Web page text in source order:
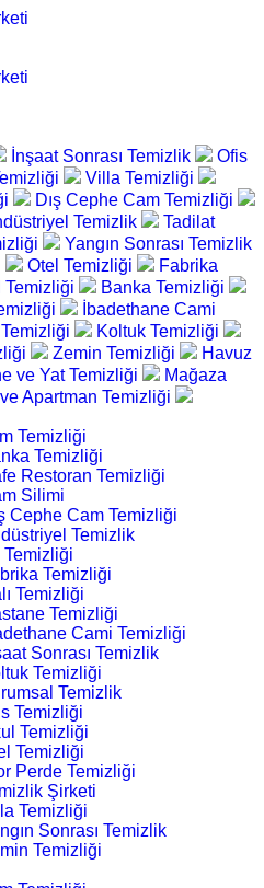
İnşaat Sonrası Temizlik
Ofis
Villa Temizliği
Dış Cephe Cam Temizliği
Temizlik
Tadilat
Yangın Sonrası Temizlik
Otel Temizliği
Fabrika
Temizliği
Banka Temizliği
İbadethane Cami
Temizliği
Koltuk Temizliği
Zemin Temizliği
Havuz
ve Yat Temizliği
Mağaza
Apartman Temizliği
Temizliği
Temizliği
Restoran Temizliği
Silimi
Cephe Cam Temizliği
Temizlik
Temizliği
Temizliği
Temizliği
Temizliği
Cami Temizliği
Sonrası Temizlik
Temizliği
Temizlik
Temizliği
Temizliği
Temizliği
Perde Temizliği
Şirketi
Temizliği
Sonrası Temizlik
Temizliği